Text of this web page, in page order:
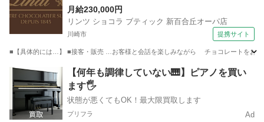
（英語以外）】
月給230,000円
リンツ ショコラ ブティック 新百合丘オーパ店
川崎市 提携サイト
■【具体的には…】 ■接客・販売 …お客様と会話を楽しみながら チョコレートをおす
神奈川 飲食
【何年も調律していない🎹】ピアノを買い
ます🖐️
状態が悪くてもOK！最大限買取します
プリフラ Ad